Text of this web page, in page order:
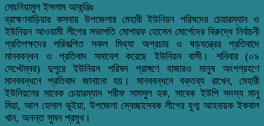
মোঃনিয়ামুল ইসলাম আকন্ঞ্জিঃ
ব্রাহ্মণবাড়িয়ার কসবায় উপজেলার মেহারী ইউনিয়ন পরিষদের চেয়ারম্যান ও
ইউনিয়ন আওয়ামী লীগের সভাপতি মোশারফ হোসেন মোর্শেদের বিরুদ্ধে নির্বাচনী
প্রতিপক্ষদের পরিকল্পিত সকল মিথ্যা অপ্রচার ও ষড়যন্ত্রের প্রতিবাদে
মানববন্ধন ও প্রতিবাদ সমাবেশ করেছে ইউনিয়ন বাসী। শনিবার (০৯
সেপ্টেম্বর) দুপুরে ইউনিয়ন পরিষদ প্রাঙ্গণে হাজারও মানুষ অংশগ্রহণে
মানববন্ধনে প্রতিবাদ জানানো হয়। মানববন্ধনে বক্তব্য রাখেন, মেহারী
ইউনিয়নের সাবেক চেয়ারম্যান শরীফ সামসুল হক, সাবেক ইউপি সদস্য মানু
মিয়া, আল হেলাল ভূইয়া, উপজেলা স্বেচ্ছাসেবক লীগের যুগ্ম আহবায়ক ইকবাল
খান, অনন্ত সুমন প্রমুখ।